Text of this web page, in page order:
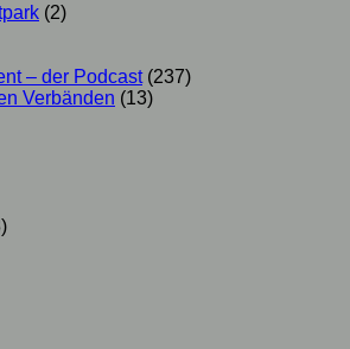
(2)
– der Podcast(237)
Verbänden (13)